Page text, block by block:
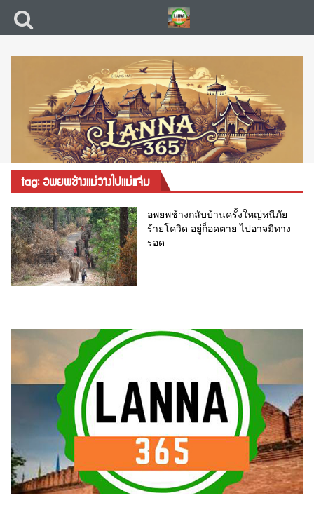
tag: อพยพช้างแม่วางไปแม่แจ่ม
อพยพช้างกลับบ้านครั้งใหญ่หนีภัย
ร้ายโควิด อยู่ก็อดตาย ไปอาจมีทาง
รอด